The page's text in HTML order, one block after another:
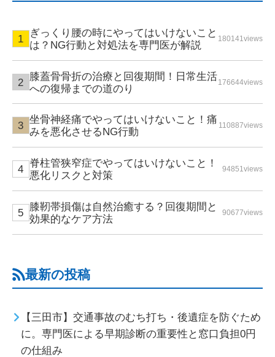
ぎっくり腰の時にやってはいけないこと
は？NG行動と対処法を専門医が解説
180141views
膝蓋骨骨折の治療と回復期間！日常生活
への復帰までの道のり
176644views
坐骨神経痛でやってはいけないこと！痛
みを悪化させるNG行動
110887views
脊柱管狭窄症でやってはいけないこと！
悪化リスクと対策
94851views
膝靭帯損傷は自然治癒する？回復期間と
効果的なケア方法
90677views
最新の投稿
【三田市】交通事故のむち打ち・後遺症を防ぐため
に。専門医による早期診断の重要性と窓口負担0円
の仕組み